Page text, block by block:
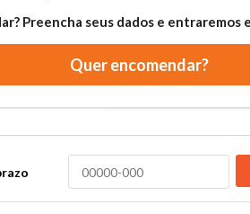
Preencha seus dados e entraremos
Quer encomendar?